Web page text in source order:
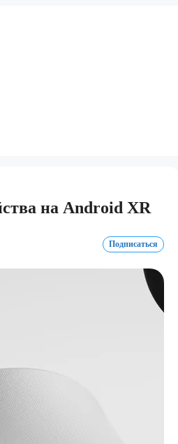
на Android XR
Подписаться